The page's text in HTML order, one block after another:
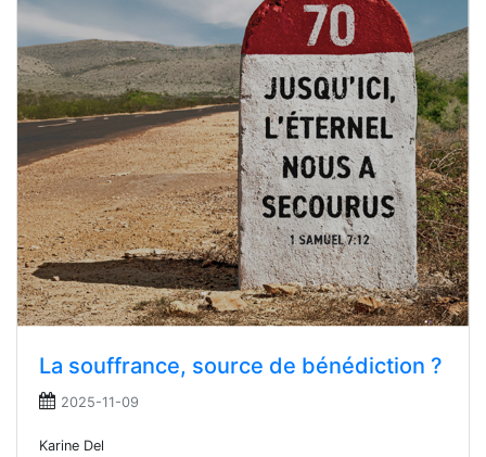
La souffrance, source de bénédiction ?
2025-11-09
Karine Del